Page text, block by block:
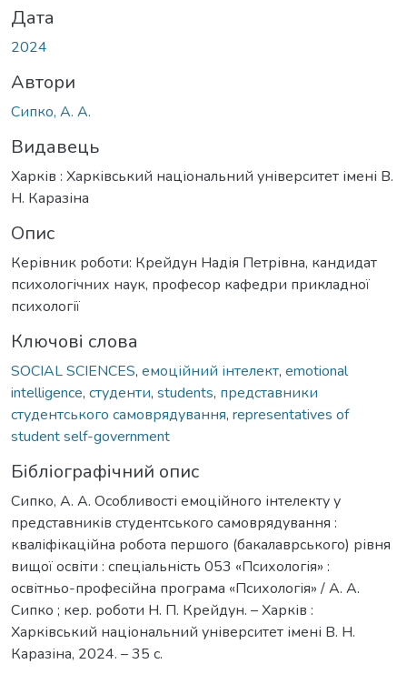
Дата
2024
Автори
Сипко, А. А.
Видавець
Харків : Харківський національний університет імені В.
Н. Каразіна
Опис
Керівник роботи: Крейдун Надія Петрівна, кандидат
психологічних наук, професор кафедри прикладної
психології
Ключові слова
SOCIAL SCIENCES, емоційний інтелект, emotional
intelligence, студенти, students, представники
студентського самоврядування, representatives of
student self-government
Бібліографічний опис
Сипко, А. А. Особливості емоційного інтелекту у
представників студентського самоврядування :
кваліфікаційна робота першого (бакалаврського) рівня
вищої освіти : спеціальність 053 «Психологія» :
освітньо-професійна програма «Психологія» / А. А.
Сипко ; кер. роботи Н. П. Крейдун. – Харків :
Харківський національний університет імені В. Н.
Каразіна, 2024. – 35 с.